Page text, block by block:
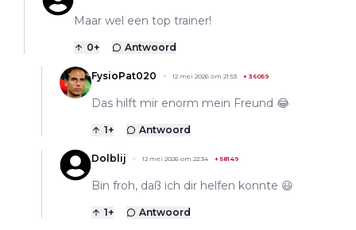
Maar wel een top trainer!
0+ Antwoord
FysioPat020 12 mei 2026 om 21:53 + 36059
Das hilft mir enorm mein Freund 😂
1+ Antwoord
Dolblij 12 mei 2026 om 22:34 + 58149
Bin froh, daß ich dir helfen konnte 😃
1+ Antwoord